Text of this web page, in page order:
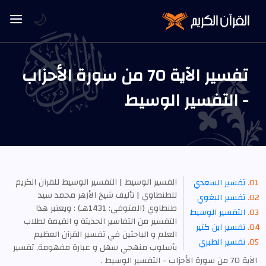
تفسير الآية 70 من سورة الأحزاب
- التفسير الوسيط
تفسير السعدي
تفسير البغوي
التفسير الوسيط
تفسير ابن كثير
تفسير الطبري
الفسير الوسيط | التفسير الوسيط للقرآن الكريم
للطنطاوي | تأليف شيخ الأزهر محمد سيد
طنطاوي (المتوفى: 1431هـ) : ويعتبر هذا
التفسير من التفاسير الحديثة و القيمة لطلاب
العلم و الباحثين في تفسير القرآن العظيم
بأسلوب منهجي سهل و عبارة مفهومة, تفسير
الآية 70 من سورة الأحزاب - التفسير الوسيط .
🌙